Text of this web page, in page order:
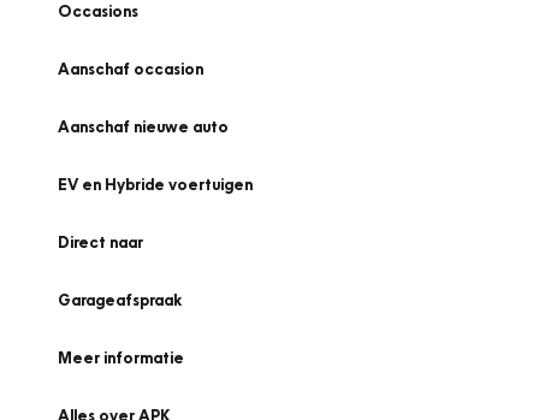
Occasions
Aanschaf occasion
Aanschaf nieuwe auto
EV en Hybride voertuigen
Direct naar
Garageafspraak
Meer informatie
Alles over APK